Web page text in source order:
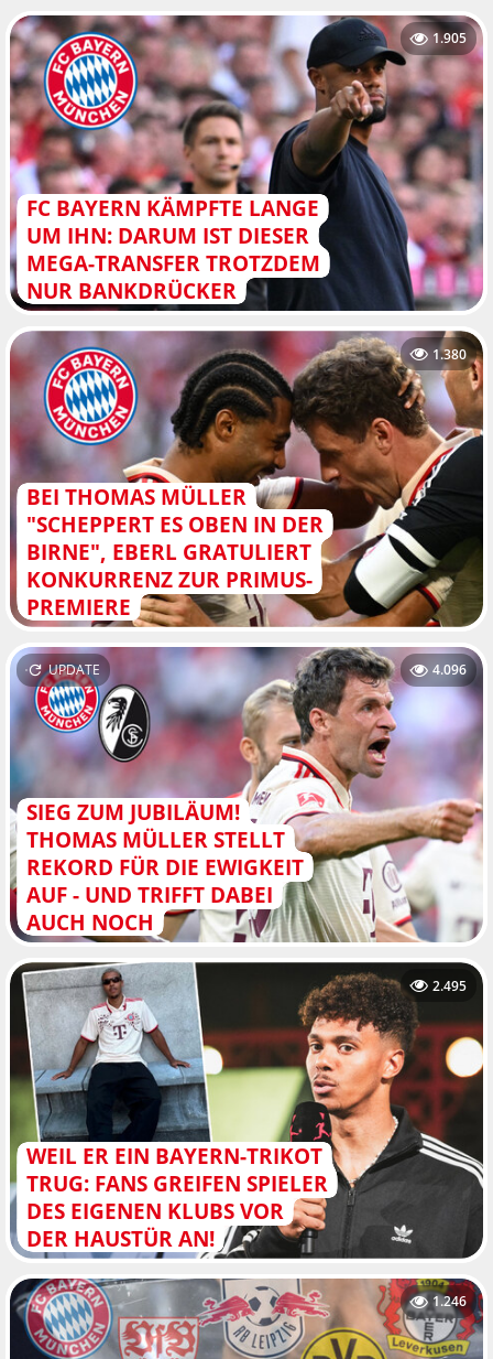
FC BAYERN KÄMPFTE LANGE
UM IHN: DARUM IST DIESER
MEGA-TRANSFER TROTZDEM
NUR BANKDRÜCKER
1.905
BEI THOMAS MÜLLER
"SCHEPPERT ES OBEN IN DER
BIRNE", EBERL GRATULIERT
KONKURRENZ ZUR PRIMUS-
PREMIERE
1.380
SIEG ZUM JUBILÄUM!
THOMAS MÜLLER STELLT
REKORD FÜR DIE EWIGKEIT
AUF - UND TRIFFT DABEI
AUCH NOCH
UPDATE 4.096
WEIL ER EIN BAYERN-TRIKOT
TRUG: FANS GREIFEN SPIELER
DES EIGENEN KLUBS VOR
DER HAUSTÜR AN!
2.495
1.246